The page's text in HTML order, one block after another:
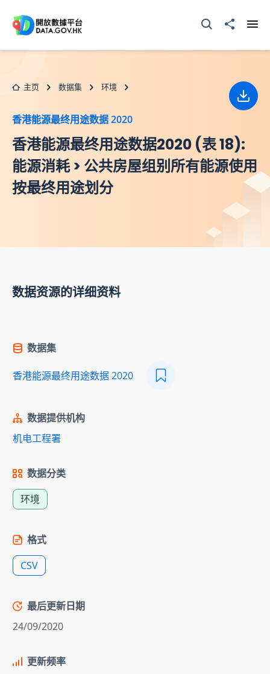
打开搜寻器分享至
主页 数据集 环境
香港能源最终用途数据 2020
香港能源最终用途数据2020 (表 18):
能源消耗 > 公共房屋组别所有能源使用
按最终用途划分
下载
数据资源的详细资料
数据集
香港能源最终用途数据 2020
数据提供机构
机电工程署
数据分类
环境
格式
CSV
最后更新日期
24/09/2020
更新频率